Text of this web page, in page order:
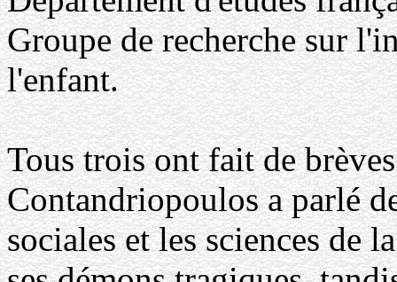
Groupe de recherche sur
l'enfant.
Tous trois ont fait de
Contandriopoulos a parlé
sociales et les sciences de